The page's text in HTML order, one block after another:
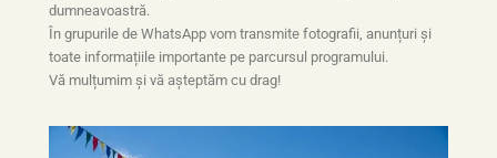
dumneavoastră.
În grupurile de WhatsApp vom transmite fotografii, anunțuri și
toate informațiile importante pe parcursul programului.
Vă mulțumim și vă așteptăm cu drag!